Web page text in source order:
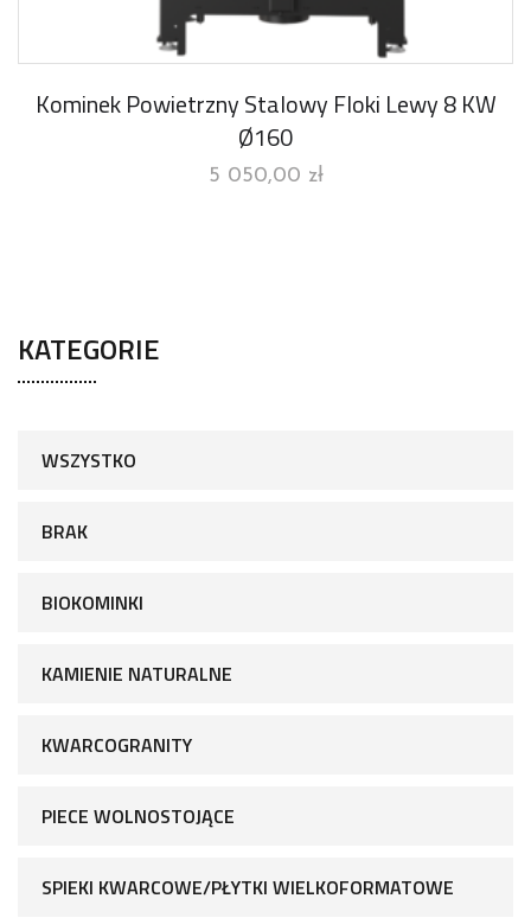
Kominek Powietrzny Stalowy Floki Lewy 8 KW
Ø160
5 050,00 zł
KATEGORIE
WSZYSTKO
BRAK
BIOKOMINKI
KAMIENIE NATURALNE
KWARCOGRANITY
PIECE WOLNOSTOJĄCE
SPIEKI KWARCOWE/PŁYTKI WIELKOFORMATOWE